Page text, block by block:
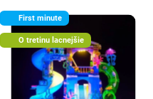
First minute
O tretinu lacnejšie